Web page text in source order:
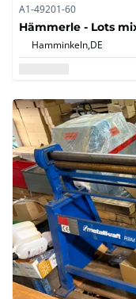
A1-49201-60
Hämmerle - Lots
Hamminkeln,DE